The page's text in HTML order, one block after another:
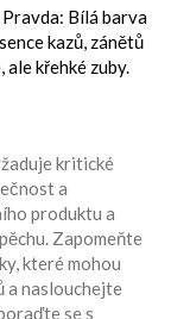
Pravda: Bílá barva
kazů, zánětů
křehké zuby.
kritické
a
produktu a
Zapomeňte
které mohou
a naslouchejte
se s